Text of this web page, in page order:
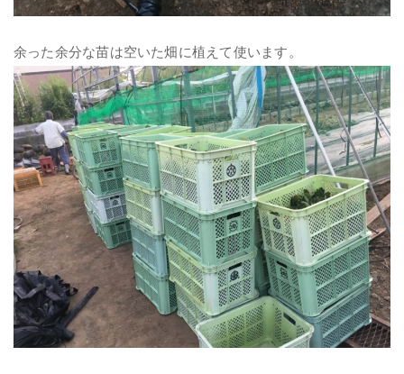
余った余分な苗は空いた畑に植えて使います。